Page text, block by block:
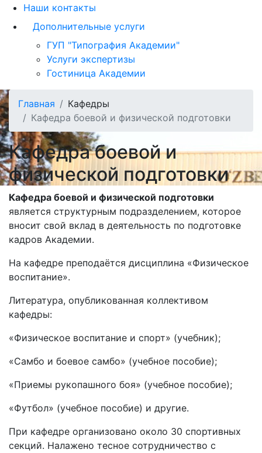
Наши контакты
Дополнительные услуги
ГУП "Типография Академии"
Услуги экспертизы
Гостиница Академии
Главная
Кафедры
Кафедра боевой и физической подготовки
Кафедра боевой и
физической подготовки
Кафедра боевой и физической подготовки
является структурным подразделением, которое
вносит свой вклад в деятельность по подготовке
кадров Академии.
На кафедре преподаётся дисциплина «Физическое
воспитание».
Литература, опубликованная коллективом
кафедры:
«Физическое воспитание и спорт» (учебник);
«Самбо и боевое самбо» (учебное пособие);
«Приемы рукопашного боя» (учебное пособие);
«Футбол» (учебное пособие) и другие.
При кафедре организовано около 30 спортивных
секций. Налажено тесное сотрудничество с